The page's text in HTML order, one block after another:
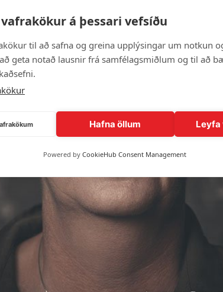
á þessari vefsíðu
til að safna og greina upplýsingar um notkun
geta notað lausnir frá samfélagsmiðlum og til að
Hafna öllum
Powered by CookieHub Consent Management